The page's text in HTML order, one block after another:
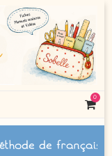
0
de français à